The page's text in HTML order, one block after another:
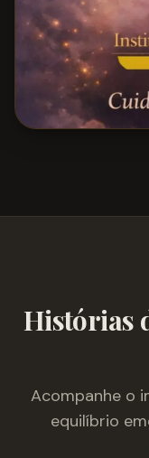
Histórias
Acompanhe o
equilíbrio